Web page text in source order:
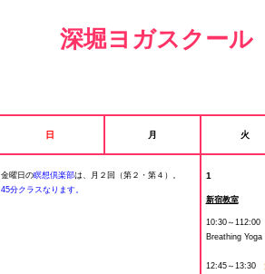
深堀ヨガスクー
日 月 火
金曜日の瞑想倶楽部は、月２回（第２・第４）。
45分クラスなります。
1
新宿教室
10:30～
Breathing Yoga
12:45～13:30